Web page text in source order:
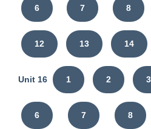
6 7 8
12 13 14
Unit 16 1 2 3
6 7 8